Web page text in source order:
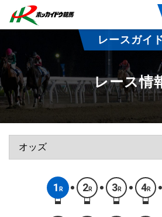
レースガイ
レース情
1 R 2R 3R 4R